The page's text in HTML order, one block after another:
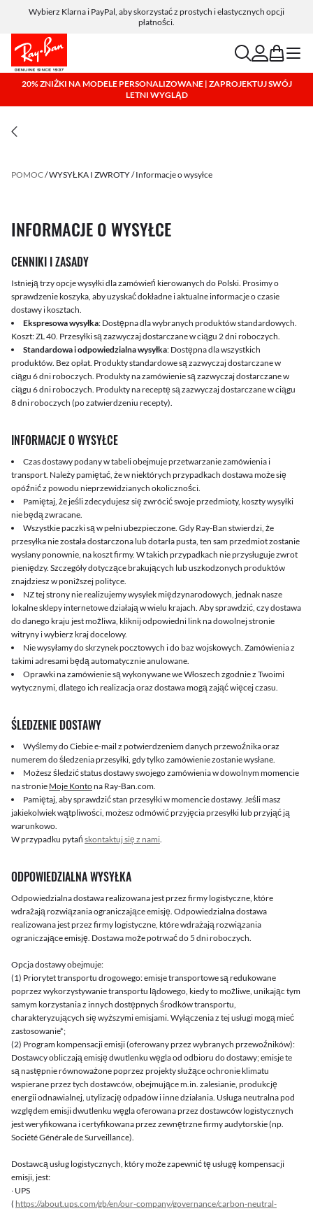
Wybierz Klarna i PayPal, aby skorzystać z prostych i elastycznych opcji
płatności.
searchaccount
bag menu
20% ZNIŻKI NA MODELE PERSONALIZOWANE | ZAPROJEKTUJ SWÓJ
LETNI WYGLĄD
POMOC WYSYŁKA I ZWROTY Informacje o wysyłce
INFORMACJE O WYSYŁCE
CENNIKI I ZASADY
Istnieją trzy opcje wysyłki dla zamówień kierowanych do Polski. Prosimy o
sprawdzenie koszyka, aby uzyskać dokładne i aktualne informacje o czasie
dostawy i kosztach.
Ekspresowa wysyłka: Dostępna dla wybranych produktów standardowych.
Koszt: ZL 40. Przesyłki są zazwyczaj dostarczane w ciągu 2 dni roboczych.
Standardowa i odpowiedzialna wysyłka: Dostępna dla wszystkich
produktów. Bez opłat. Produkty standardowe są zazwyczaj dostarczane w
ciągu 6 dni roboczych. Produkty na zamówienie są zazwyczaj dostarczane w
ciągu 6 dni roboczych. Produkty na receptę są zazwyczaj dostarczane w ciągu
8 dni roboczych (po zatwierdzeniu recepty).
INFORMACJE O WYSYŁCE
Czas dostawy podany w tabeli obejmuje przetwarzanie zamówienia i
transport. Należy pamiętać, że w niektórych przypadkach dostawa może się
opóźnić z powodu nieprzewidzianych okoliczności.
Pamiętaj, że jeśli zdecydujesz się zwrócić swoje przedmioty, koszty wysyłki
nie będą zwracane.
Wszystkie paczki są w pełni ubezpieczone. Gdy Ray-Ban stwierdzi, że
przesyłka nie została dostarczona lub dotarła pusta, ten sam przedmiot zostanie
wysłany ponownie, na koszt firmy. W takich przypadkach nie przysługuje zwrot
pieniędzy. Szczegóły dotyczące brakujących lub uszkodzonych produktów
znajdziesz w poniższej polityce.
NZ tej strony nie realizujemy wysyłek międzynarodowych, jednak nasze
lokalne sklepy internetowe działają w wielu krajach. Aby sprawdzić, czy dostawa
do danego kraju jest możliwa, kliknij odpowiedni link na dowolnej stronie
witryny i wybierz kraj docelowy.
Nie wysyłamy do skrzynek pocztowych i do baz wojskowych. Zamówienia z
takimi adresami będą automatycznie anulowane.
Oprawki na zamówienie są wykonywane we Włoszech zgodnie z Twoimi
wytycznymi, dlatego ich realizacja oraz dostawa mogą zająć więcej czasu.
ŚLEDZENIE DOSTAWY
Wyślemy do Ciebie e-mail z potwierdzeniem danych przewoźnika oraz
numerem do śledzenia przesyłki, gdy tylko zamówienie zostanie wysłane.
Możesz śledzić status dostawy swojego zamówienia w dowolnym momencie
na stronie Moje Kontona Ray-Ban.com.
Pamiętaj, aby sprawdzić stan przesyłki w momencie dostawy. Jeśli masz
jakiekolwiek wątpliwości, możesz odmówić przyjęcia przesyłki lub przyjąć ją
warunkowo.
W przypadku pytań skontaktuj się z nami.
ODPOWIEDZIALNA WYSYŁKA
Odpowiedzialna dostawa realizowana jest przez firmy logistyczne, które
wdrażają rozwiązania ograniczające emisję. Odpowiedzialna dostawa
realizowana jest przez firmy logistyczne, które wdrażają rozwiązania
ograniczające emisję. Dostawa może potrwać do 5 dni roboczych.
Opcja dostawy obejmuje:
(1) Priorytet transportu drogowego: emisje transportowe są redukowane
poprzez wykorzystywanie transportu lądowego, kiedy to możliwe, unikając tym
samym korzystania z innych dostępnych środków transportu,
charakteryzujących się wyższymi emisjami. Wyłączenia z tej usługi mogą mieć
zastosowanie*;
(2) Program kompensacji emisji (oferowany przez wybranych przewoźników):
Dostawcy obliczają emisję dwutlenku węgla od odbioru do dostawy; emisje te
są następnie równoważone poprzez projekty służące ochronie klimatu
wspierane przez tych dostawców, obejmujące m.in. zalesianie, produkcję
energii odnawialnej, utylizację odpadów i inne działania. Usługa neutralna pod
względem emisji dwutlenku węgla oferowana przez dostawców logistycznych
jest weryfikowana i certyfikowana przez zewnętrzne firmy audytorskie (np.
Société Générale de Surveillance).
Dostawcą usług logistycznych, który może zapewnić tę usługę kompensacji
emisji, jest:
∙ UPS
( https://about.ups.com/gb/en/our-company/governance/carbon-neutral-